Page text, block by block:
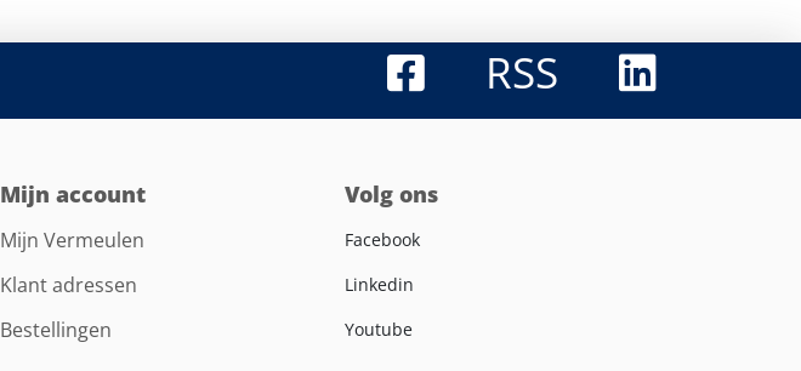
RSS
Mijn account
Mijn Vermeulen
Klant adressen
Bestellingen
Volg ons
Facebook
Linkedin
Youtube